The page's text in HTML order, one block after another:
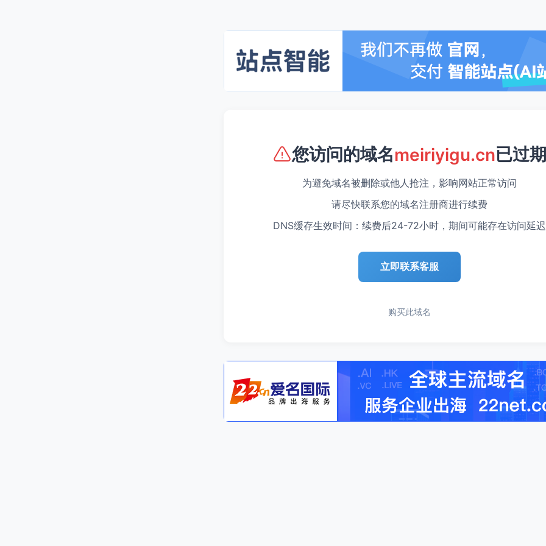
您访问的域名meiriyigu.cn已过期
为避免域名被删除或他人抢注，影响网站正常访问
请尽快联系您的域名注册商进行续费
DNS缓存生效时间：续费后24-72小时，期间可能存在访问延迟
立即联系客服
购买此域名